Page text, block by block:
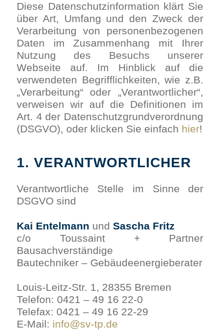
Diese Datenschutzinformation klärt Sie
über Art, Umfang und den Zweck der
Verarbeitung von personenbezogenen
Daten im Zusammenhang mit Ihrer
Nutzung des Besuchs unserer
Webseite auf. Im Hinblick auf die
verwendeten Begrifflichkeiten, wie z.B.
„Verarbeitung“ oder „Verantwortlicher“,
verweisen wir auf die Definitionen im
Art. 4 der Datenschutzgrundverordnung
(DSGVO), oder klicken Sie einfach hier!
1. VERANTWORTLICHER
Verantwortliche Stelle im Sinne der
DSGVO sind
Kai Entelmann und Sascha Fritz
c/o Toussaint + Partner
Bausachverständige
Bautechniker – Gebäudeenergieberater
Louis-Leitz-Str. 1, 28355 Bremen
Telefon: 0421 – 49 16 22-0
Telefax: 0421 – 49 16 22-29
E-Mail: info@sv-tp.de